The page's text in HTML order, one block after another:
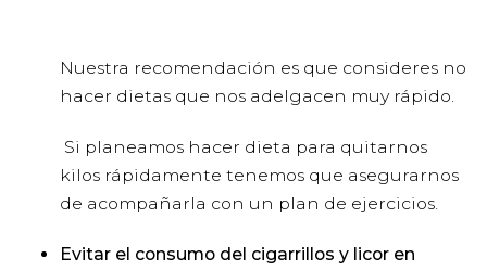
Nuestra recomendación es que consideres no
hacer dietas que nos adelgacen muy rápido.
Si planeamos hacer dieta para quitarnos
kilos rápidamente tenemos que asegurarnos
de acompañarla con un plan de ejercicios.
Evitar el consumo del cigarrillos y licor en